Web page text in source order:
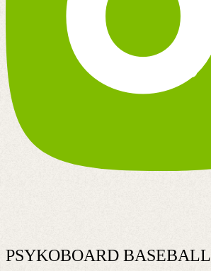
PSYKOBOARD BASEBALL